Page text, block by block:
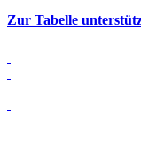
Zur Tabelle